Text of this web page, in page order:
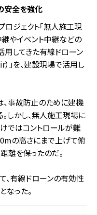
安全を強化
ロジェクト「無人施工現
継やイベント中継などの
用してきた有線ドローン
」を、建設現場で活用し
事故防止のために建機
しかし、無人施工現場に
ではコントロールが難
の高さにまで上げて俯
離を保ったのだ。
、有線ドローンの有効性
なった。